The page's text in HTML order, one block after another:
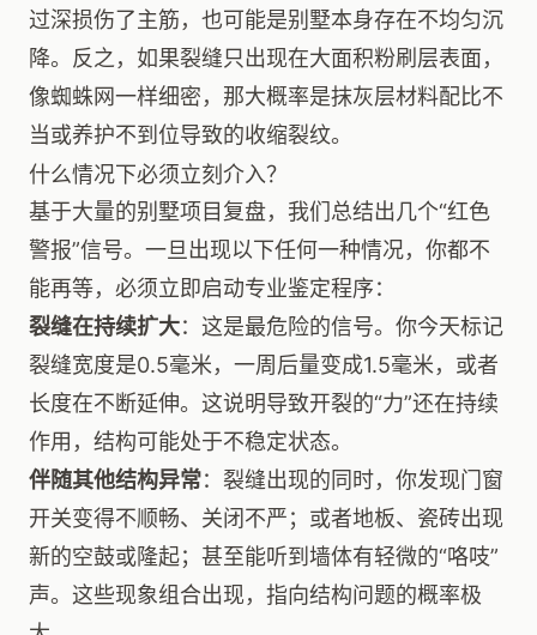
过深损伤了主筋，也可能是别墅本身存在不均匀沉
降。反之，如果裂缝只出现在大面积粉刷层表面，
像蜘蛛网一样细密，那大概率是抹灰层材料配比不
当或养护不到位导致的收缩裂纹。
什么情况下必须立刻介入？
基于大量的别墅项目复盘，我们总结出几个“红色
警报”信号。一旦出现以下任何一种情况，你都不
能再等，必须立即启动专业鉴定程序：
裂缝在持续扩大：这是最危险的信号。你今天标记
裂缝宽度是0.5毫米，一周后量变成1.5毫米，或者
长度在不断延伸。这说明导致开裂的“力”还在持续
作用，结构可能处于不稳定状态。
伴随其他结构异常：裂缝出现的同时，你发现门窗
开关变得不顺畅、关闭不严；或者地板、瓷砖出现
新的空鼓或隆起；甚至能听到墙体有轻微的“咯吱”
声。这些现象组合出现，指向结构问题的概率极